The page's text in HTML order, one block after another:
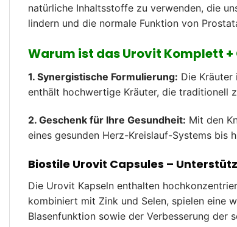
natürliche Inhaltsstoffe zu verwenden, die
lindern und die normale Funktion von
Warum ist das Urovit Komplett +
1. Synergistische Formulierung: Die Kräuter
enthält hochwertige Kräuter, die traditionell
2. Geschenk für Ihre Gesundheit: Mit den
eines gesunden Herz-Kreislauf-Systems bis
Biostile Urovit Capsules –
Die Urovit Kapseln enthalten
kombiniert mit Zink und Selen, spielen eine
Blasenfunktion sowie der Verbesserung der